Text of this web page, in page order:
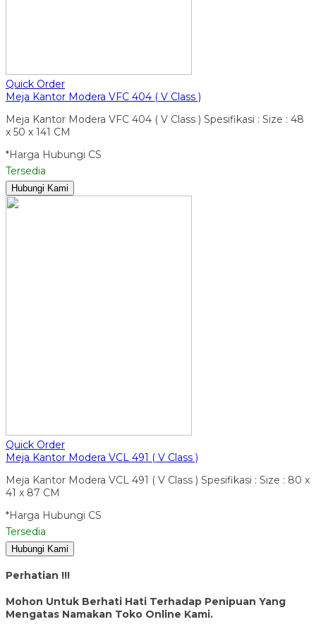
Quick Order
Meja Kantor Modera VFC 404 ( V Class )
Meja Kantor Modera VFC 404 ( V Class ) Spesifikasi : Size : 48
x 50 x 141 CM
*Harga Hubungi CS
Tersedia
Hubungi Kami
Quick Order
Meja Kantor Modera VCL 491 ( V Class )
Meja Kantor Modera VCL 491 ( V Class ) Spesifikasi : Size : 80 x
41 x 87 CM
*Harga Hubungi CS
Tersedia
Hubungi Kami
Perhatian !!!
Mohon Untuk Berhati Hati Terhadap Penipuan Yang
Mengatas Namakan Toko Online Kami.